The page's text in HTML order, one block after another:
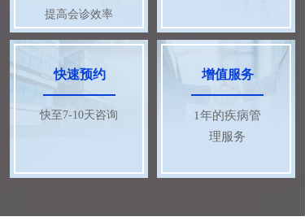
提高会诊效率
快速预约
快至7-10天咨询
增值服务
1年的疾病管
理服务